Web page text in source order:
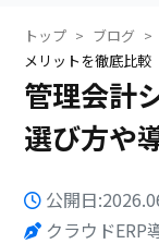
トップ ブログ
メリットを徹底比較
管理会計
選び方や
公開日
クラウドERP